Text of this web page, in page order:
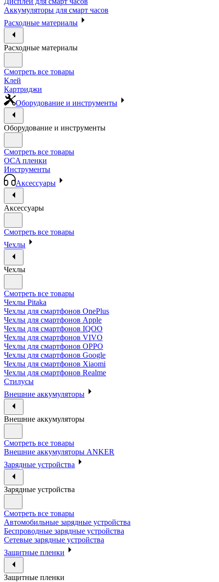
Аккумуляторы для смарт часов
Расходные материалы
Расходные материалы
Смотреть все товары
Клей
Картриджи
Оборудование и инструменты
Оборудование и инструменты
Смотреть все товары
OCA пленки
Инструменты
Аксессуары
Аксессуары
Смотреть все товары
Чехлы
Чехлы
Смотреть все товары
Чехлы Pitaka
Чехлы для смартфонов OnePlus
Чехлы для смартфонов Apple
Чехлы для смартфонов IQOO
Чехлы для смартфонов VIVO
Чехлы для смартфонов OPPO
Чехлы для смартфонов Google
Чехлы для смартфонов Xiaomi
Чехлы для смартфонов Realme
Стилусы
Внешние аккумуляторы
Внешние аккумуляторы
Смотреть все товары
Внешние аккумуляторы ANKER
Зарядные устройства
Зарядные устройства
Смотреть все товары
Автомобильные зарядные устройства
Беспроводные зарядные устройства
Сетевые зарядные устройства
Защитные пленки
Защитные пленки